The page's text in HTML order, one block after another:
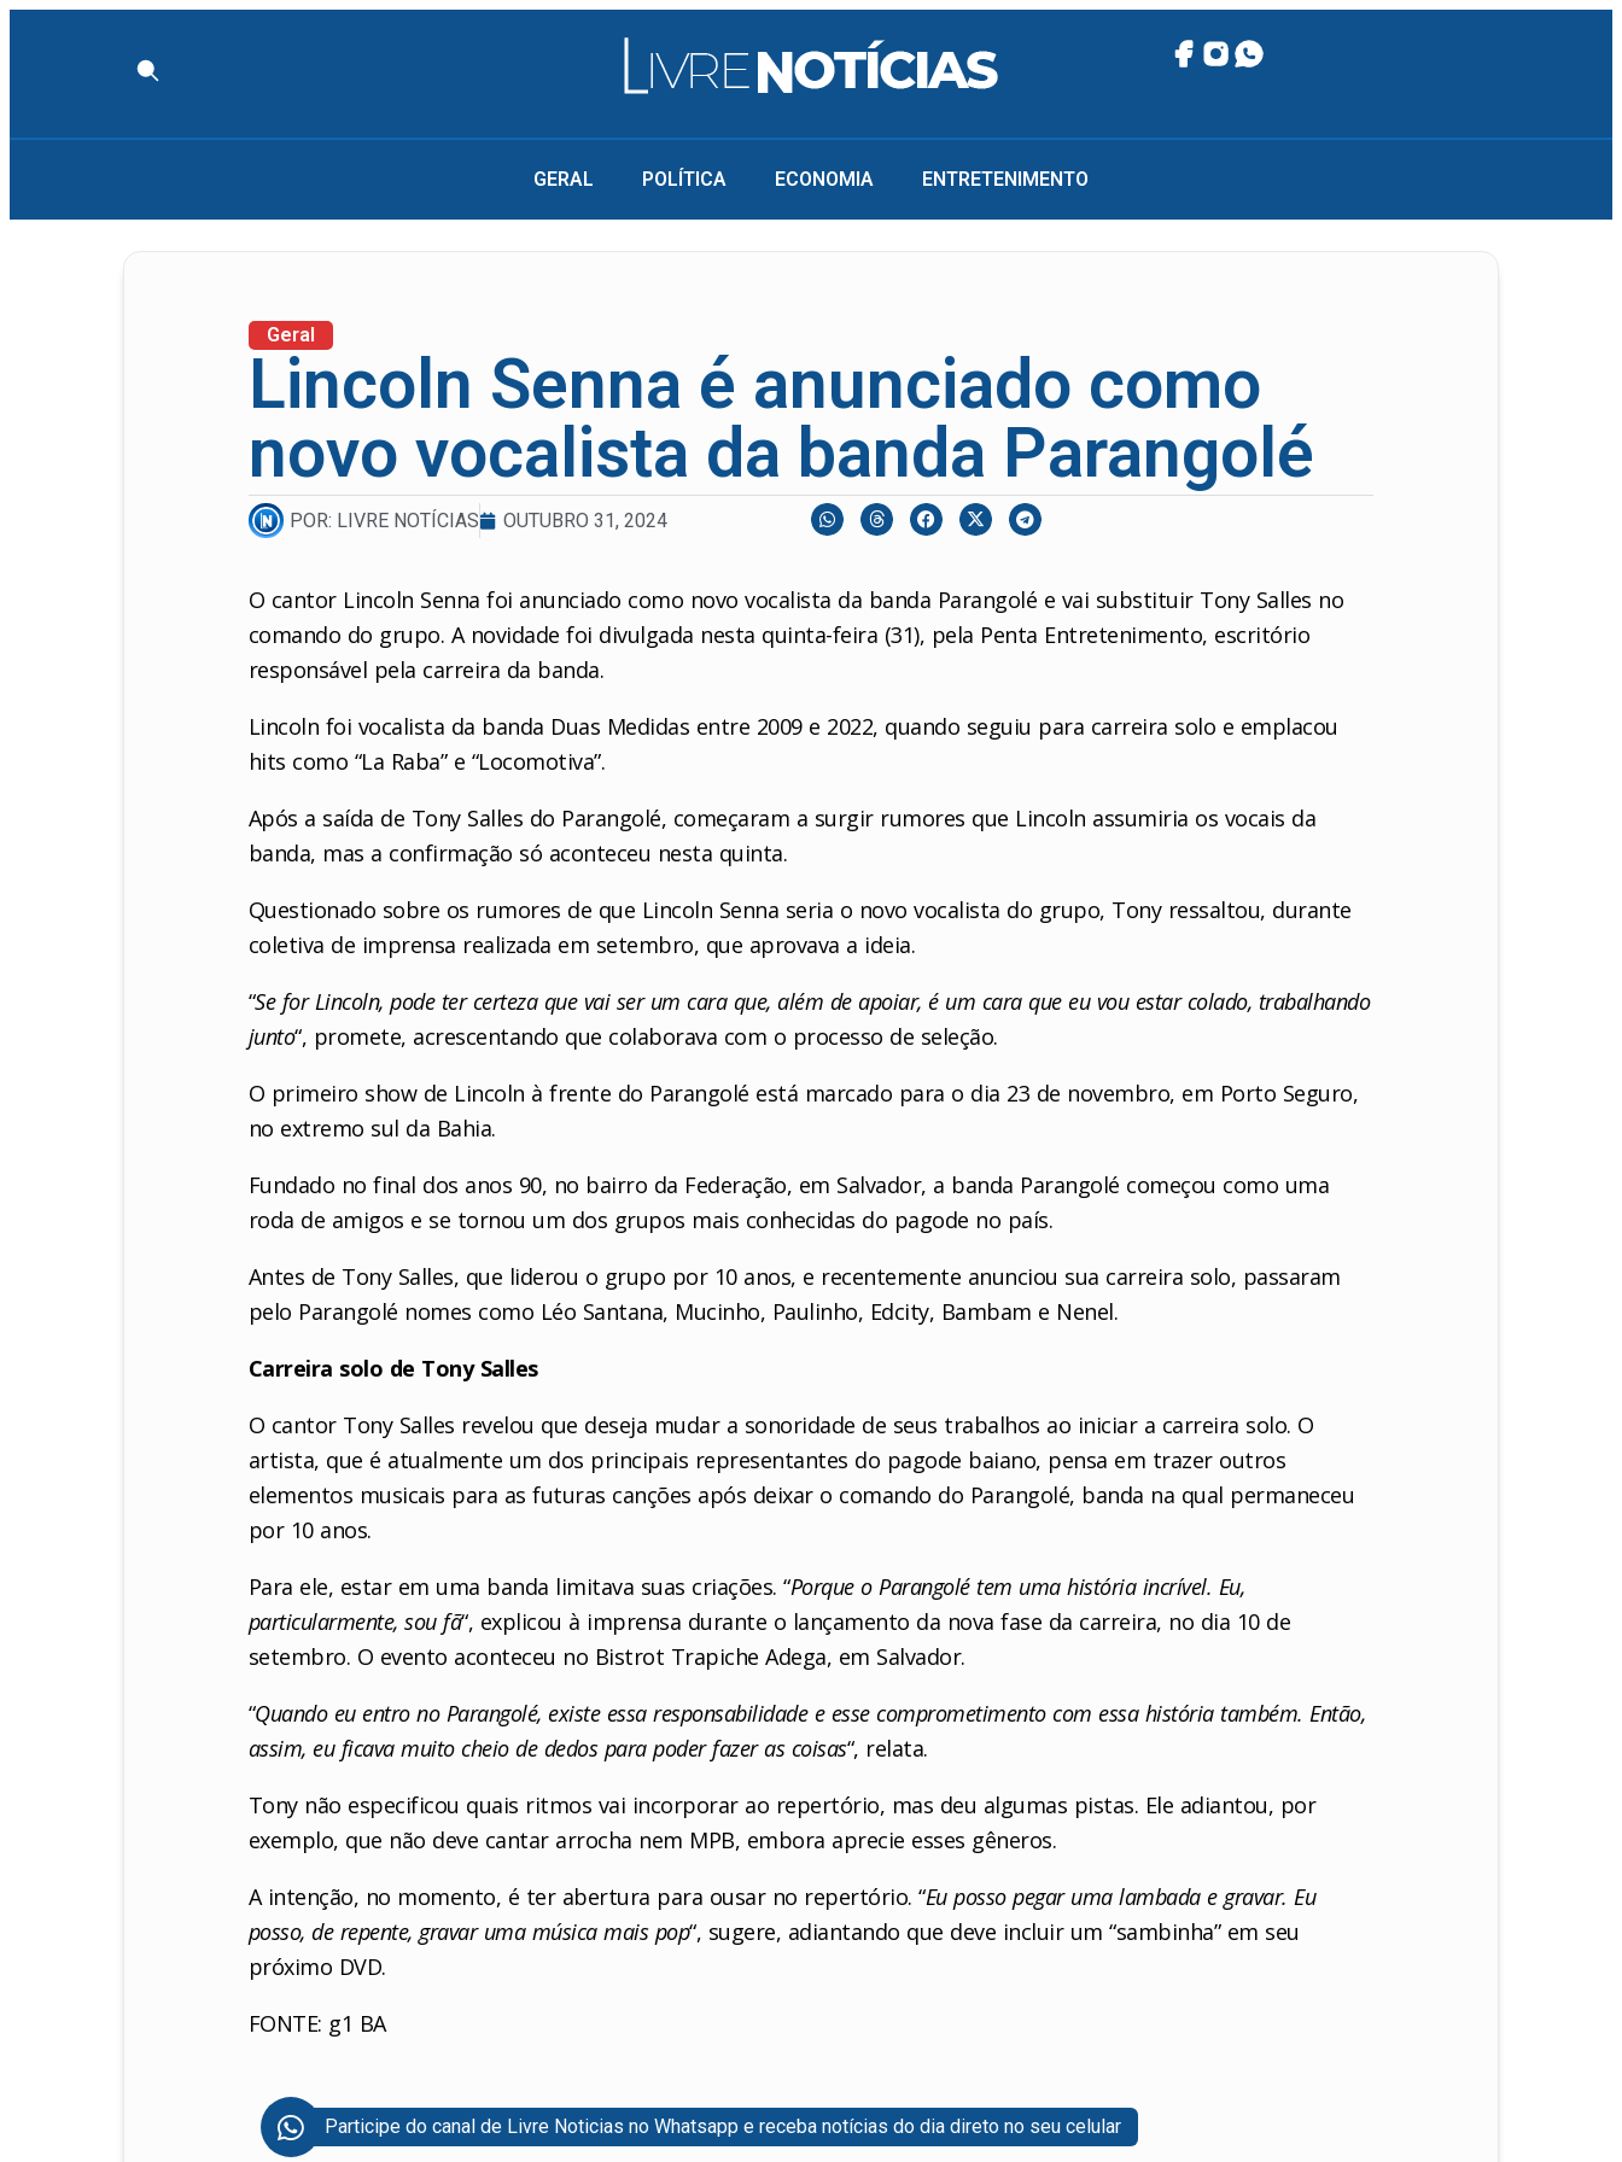
GERAL POLÍTICA ECONOMIA ENTRETENIMENTO
Geral
Lincoln Senna é anunciado como
novo vocalista da banda Parangolé
POR: LIVRE NOTÍCIAS OUTUBRO 31, 2024
O cantor Lincoln Senna foi anunciado como novo vocalista da banda Parangolé e vai substituir Tony Salles no
comando do grupo. A novidade foi divulgada nesta quinta-feira (31), pela Penta Entretenimento, escritório
responsável pela carreira da banda.
Lincoln foi vocalista da banda Duas Medidas entre 2009 e 2022, quando seguiu para carreira solo e emplacou
hits como “La Raba” e “Locomotiva”.
Após a saída de Tony Salles do Parangolé, começaram a surgir rumores que Lincoln assumiria os vocais da
banda, mas a confirmação só aconteceu nesta quinta.
Questionado sobre os rumores de que Lincoln Senna seria o novo vocalista do grupo, Tony ressaltou, durante
coletiva de imprensa realizada em setembro, que aprovava a ideia.
“Se for Lincoln, pode ter certeza que vai ser um cara que, além de apoiar, é um cara que eu vou estar colado, trabalhando
junto“, promete, acrescentando que colaborava com o processo de seleção.
O primeiro show de Lincoln à frente do Parangolé está marcado para o dia 23 de novembro, em Porto Seguro,
no extremo sul da Bahia.
Fundado no final dos anos 90, no bairro da Federação, em Salvador, a banda Parangolé começou como uma
roda de amigos e se tornou um dos grupos mais conhecidas do pagode no país.
Antes de Tony Salles, que liderou o grupo por 10 anos, e recentemente anunciou sua carreira solo, passaram
pelo Parangolé nomes como Léo Santana, Mucinho, Paulinho, Edcity, Bambam e Nenel.
Carreira solo de Tony Salles
O cantor Tony Salles revelou que deseja mudar a sonoridade de seus trabalhos ao iniciar a carreira solo. O
artista, que é atualmente um dos principais representantes do pagode baiano, pensa em trazer outros
elementos musicais para as futuras canções após deixar o comando do Parangolé, banda na qual permaneceu
por 10 anos.
Para ele, estar em uma banda limitava suas criações. “Porque o Parangolé tem uma história incrível. Eu,
particularmente, sou fã“, explicou à imprensa durante o lançamento da nova fase da carreira, no dia 10 de
setembro. O evento aconteceu no Bistrot Trapiche Adega, em Salvador.
“Quando eu entro no Parangolé, existe essa responsabilidade e esse comprometimento com essa história também. Então,
assim, eu ficava muito cheio de dedos para poder fazer as coisas“, relata.
Tony não especificou quais ritmos vai incorporar ao repertório, mas deu algumas pistas. Ele adiantou, por
exemplo, que não deve cantar arrocha nem MPB, embora aprecie esses gêneros.
A intenção, no momento, é ter abertura para ousar no repertório. “Eu posso pegar uma lambada e gravar. Eu
posso, de repente, gravar uma música mais pop“, sugere, adiantando que deve incluir um “sambinha” em seu
próximo DVD.
FONTE: g1 BA
Participe do canal de Livre Noticias no Whatsapp e receba notícias do dia direto no seu celular